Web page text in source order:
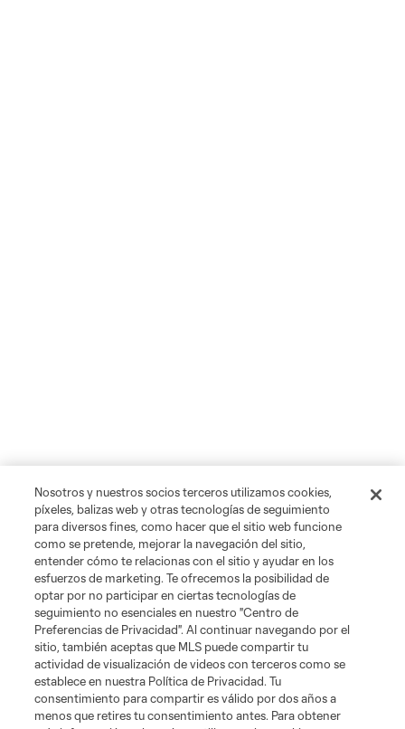
Nosotros y nuestros socios terceros utilizamos cookies,
píxeles, balizas web y otras tecnologías de seguimiento
para diversos fines, como hacer que el sitio web funcione
como se pretende, mejorar la navegación del sitio,
entender cómo te relacionas con el sitio y ayudar en los
esfuerzos de marketing. Te ofrecemos la posibilidad de
optar por no participar en ciertas tecnologías de
seguimiento no esenciales en nuestro "Centro de
Preferencias de Privacidad". Al continuar navegando por el
sitio, también aceptas que MLS puede compartir tu
actividad de visualización de videos con terceros como se
establece en nuestra Política de Privacidad. Tu
consentimiento para compartir es válido por dos años a
menos que retires tu consentimiento antes. Para obtener